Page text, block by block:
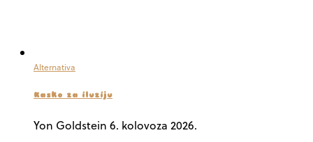
Alternativa
Kasko za iluziju
Yon Goldstein 6. kolovoza 2026.